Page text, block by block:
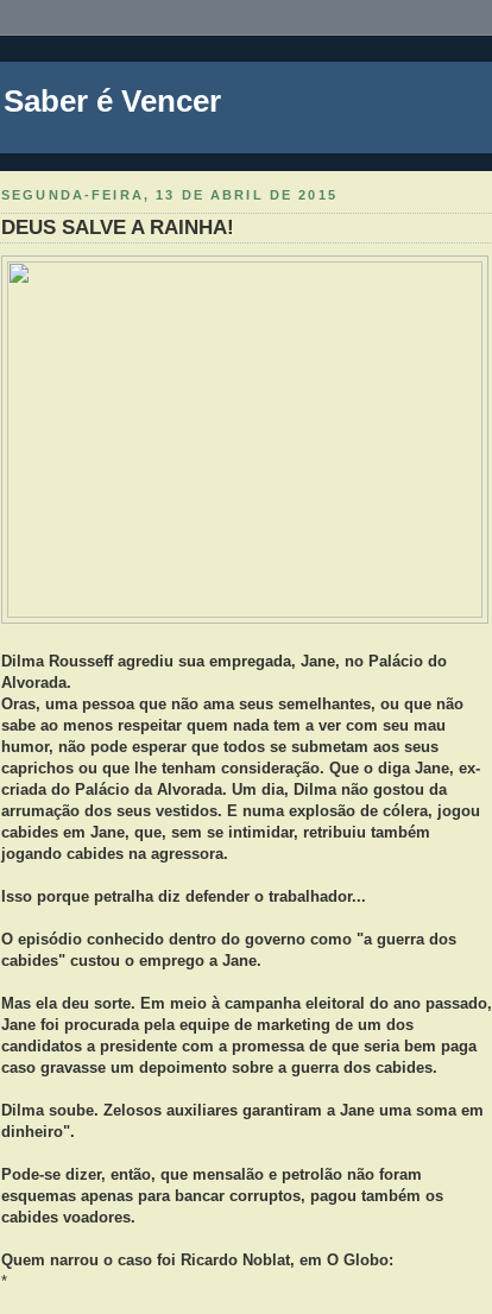
Saber é Vencer
SEGUNDA-FEIRA, 13 DE ABRIL DE 2015
DEUS SALVE A RAINHA!
Dilma Rousseff agrediu sua empregada, Jane, no Palácio do
Alvorada.
Oras, uma pessoa que não ama seus semelhantes, ou que não
sabe ao menos respeitar quem nada tem a ver com seu mau
humor, não pode esperar que todos se submetam aos seus
caprichos ou que lhe tenham consideração. Que o diga Jane, ex-
criada do Palácio da Alvorada. Um dia, Dilma não gostou da
arrumação dos seus vestidos. E numa explosão de cólera, jogou
cabides em Jane, que, sem se intimidar, retribuiu também
jogando cabides na agressora.
Isso porque petralha diz defender o trabalhador...
O episódio conhecido dentro do governo como "a guerra dos
cabides" custou o emprego a Jane.
Mas ela deu sorte. Em meio à campanha eleitoral do ano passado,
Jane foi procurada pela equipe de marketing de um dos
candidatos a presidente com a promessa de que seria bem paga
caso gravasse um depoimento sobre a guerra dos cabides.
Dilma soube. Zelosos auxiliares garantiram a Jane uma soma em
dinheiro".
Pode-se dizer, então, que mensalão e petrolão não foram
esquemas apenas para bancar corruptos, pagou também os
cabides voadores.
Quem narrou o caso foi Ricardo Noblat, em O Globo:
*